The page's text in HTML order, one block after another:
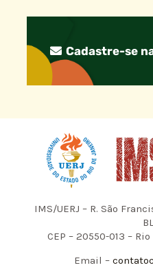
Cadastre-se
IMS/UERJ – R. São
CEP – 20550-013 –
Email –